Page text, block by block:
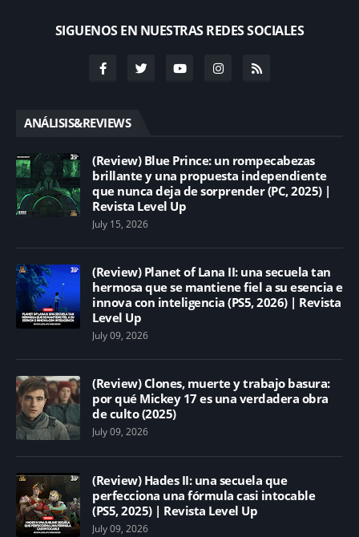
SIGUENOS EN NUESTRAS REDES SOCIALES
ANÁLISIS&REVIEWS
(Review) Blue Prince: un rompecabezas
brillante y una propuesta independiente
que nunca deja de sorprender (PC, 2025) |
Revista Level Up
July 15, 2026
(Review) Planet of Lana II: una secuela tan
hermosa que se mantiene fiel a su esencia e
innova con inteligencia (PS5, 2026) | Revista
Level Up
July 09, 2026
(Review) Clones, muerte y trabajo basura:
por qué Mickey 17 es una verdadera obra
de culto (2025)
July 09, 2026
(Review) Hades II: una secuela que
perfecciona una fórmula casi intocable
(PS5, 2025) | Revista Level Up
July 09, 2026